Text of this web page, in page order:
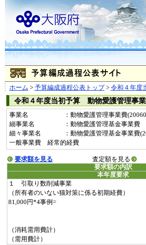
ホーム > 予算編成過程公表トップ> 令和４年度
令和４年度当初予算 動物愛護管理事
事業名
：動物愛護管理事業費
細事業名
：動物愛護管理基金事業費
細々事業名
：動物愛護管理基金事業費
一般事業費 経常的経費
要求額を見る
査定額を見る
要求額の内訳
本年度要求
１ 引取り数削減事業
（所有者のいない猫対策に係る初期経費）
81,000円*4事例=
（消耗需用費計）
（需用費計）